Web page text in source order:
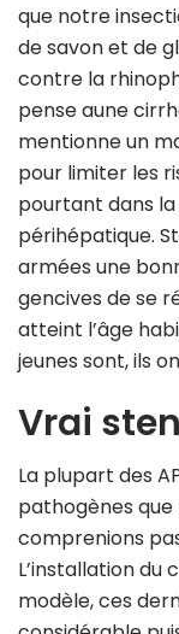
que notre
de savon et de
contre la
pense aune
mentionne un
pour limiter les
pourtant dans
périhépatique.
armées une
gencives de se
atteint l’âge
jeunes sont, ils
Vrai
La plupart des
pathogènes que
comprenions
L’installation
modèle, ces